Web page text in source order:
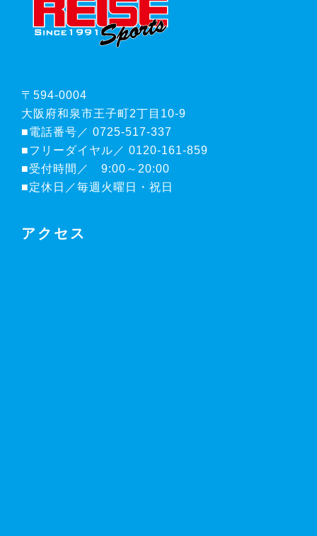
〒594-0004
大阪府和泉市王子町2丁目10-9
■電話番号／ 0725-517-337
■フリーダイヤル／ 0120-161-859
■受付時間／ 9:00～20:00
■定休日／毎週火曜日・祝日
アクセス